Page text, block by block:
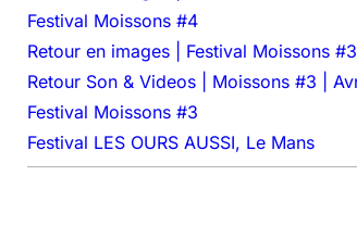
Festival Moissons #4
Retour en images | Festival Moissons #3
Retour Son & Videos | Moissons #3 |
Festival Moissons #3
Festival LES OURS AUSSI, Le Mans